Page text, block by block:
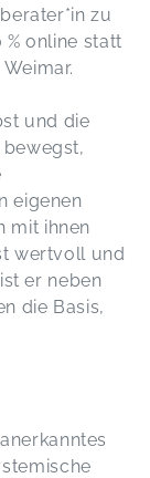
Du hast
voran
aktuell
auf alle
uns alle
Anne, Nov 19
Monate.
zu
online statt
und die
bewegst,
eigenen
mit ihnen
wertvoll und
er neben
die Basis,